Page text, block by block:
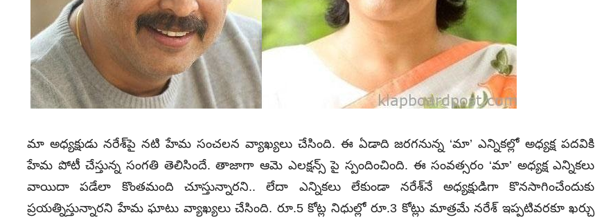
మా అధ్యక్షుడు నరేశ్‌పై నటి హేమ సంచలన వ్యాఖ్యలు చేసింది. ఈ ఏడాది జరగనున్న ‘మా’ ఎన్నికల్లో అధ్యక్ష పదవికి
హేమ పోటీ చేస్తున్న సంగతి తెలిసిందే. తాజాగా ఆమె ఎలక్షన్స్‌ పై స్పందించింది. ఈ సంవత్సరం ‘మా’ అధ్యక్ష ఎన్నికలు
వాయిదా పడేలా కొంతమంది చూస్తున్నారని.. లేదా ఎన్నికలు లేకుండా నరేశ్‌నే అధ్యక్షుడిగా కొనసాగించేందుకు
ప్రయత్నిస్తున్నారని హేమ ఘాటు వ్యాఖ్యలు చేసింది. రూ.5 కోట్ల నిధుల్లో రూ.3 కోట్లు మాత్రమే నరేశ్‌ ఇప్పటివరకూ ఖర్చు